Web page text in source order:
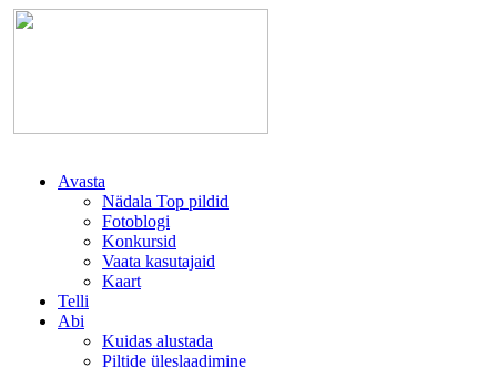
Avasta
Nädala Top pildid
Fotoblogi
Konkursid
Vaata kasutajaid
Kaart
Telli
Abi
Kuidas alustada
Piltide üleslaadimine